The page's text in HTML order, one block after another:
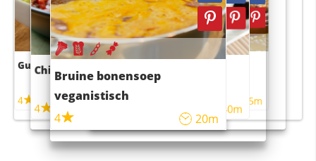
Guacamole
4
Chili con carne
4 45m
Bruine bonensoep
veganistisch
4
20m
Sushi rijstsalade
maaltijdsalade
40m
4 55m